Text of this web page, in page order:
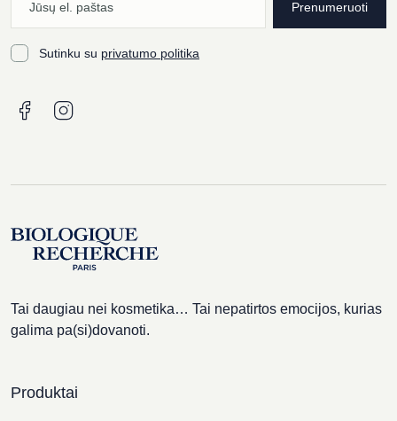
Prenumeruoti
Sutinku su privatumo politika
Tai daugiau nei kosmetika… Tai nepatirtos emocijos, kurias
galima pa(si)dovanoti.
Produktai